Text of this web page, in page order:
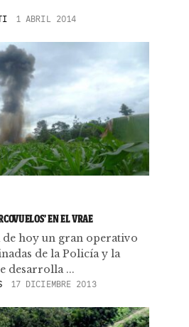
1 ABRIL 2014
EN EL VRAE
de hoy un gran operativo
de la Policía y la
desarrolla ...
17 DICIEMBRE 2013